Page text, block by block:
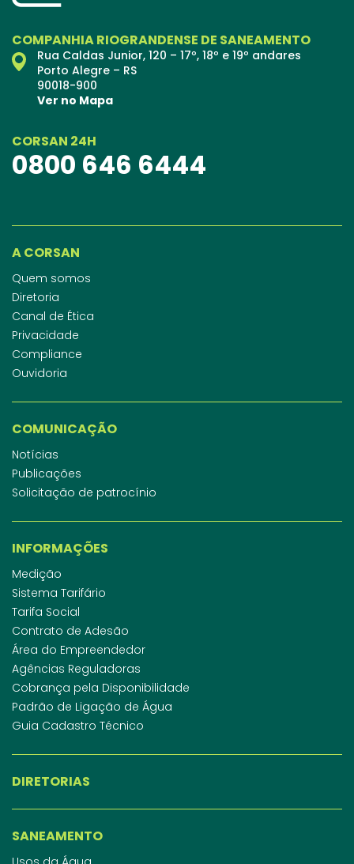
COMPANHIA RIOGRANDENSE DE SANEAMENTO
Rua Caldas Junior, 120 – 17º, 18º e 19º andares
Porto Alegre – RS
90018-900
Ver no Mapa
CORSAN 24H
0800 646 6444
A CORSAN
Quem somos
Diretoria
Canal de Ética
Privacidade
Compliance
Ouvidoria
COMUNICAÇÃO
Notícias
Publicações
Solicitação de patrocínio
INFORMAÇÕES
Medição
Sistema Tarifário
Tarifa Social
Contrato de Adesão
Área do Empreendedor
Agências Reguladoras
Cobrança pela Disponibilidade
Padrão de Ligação de Água
Guia Cadastro Técnico
DIRETORIAS
SANEAMENTO